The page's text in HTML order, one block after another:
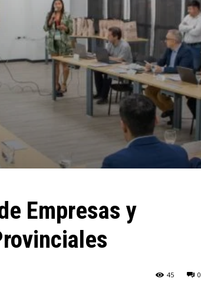
Empresas y
0
45